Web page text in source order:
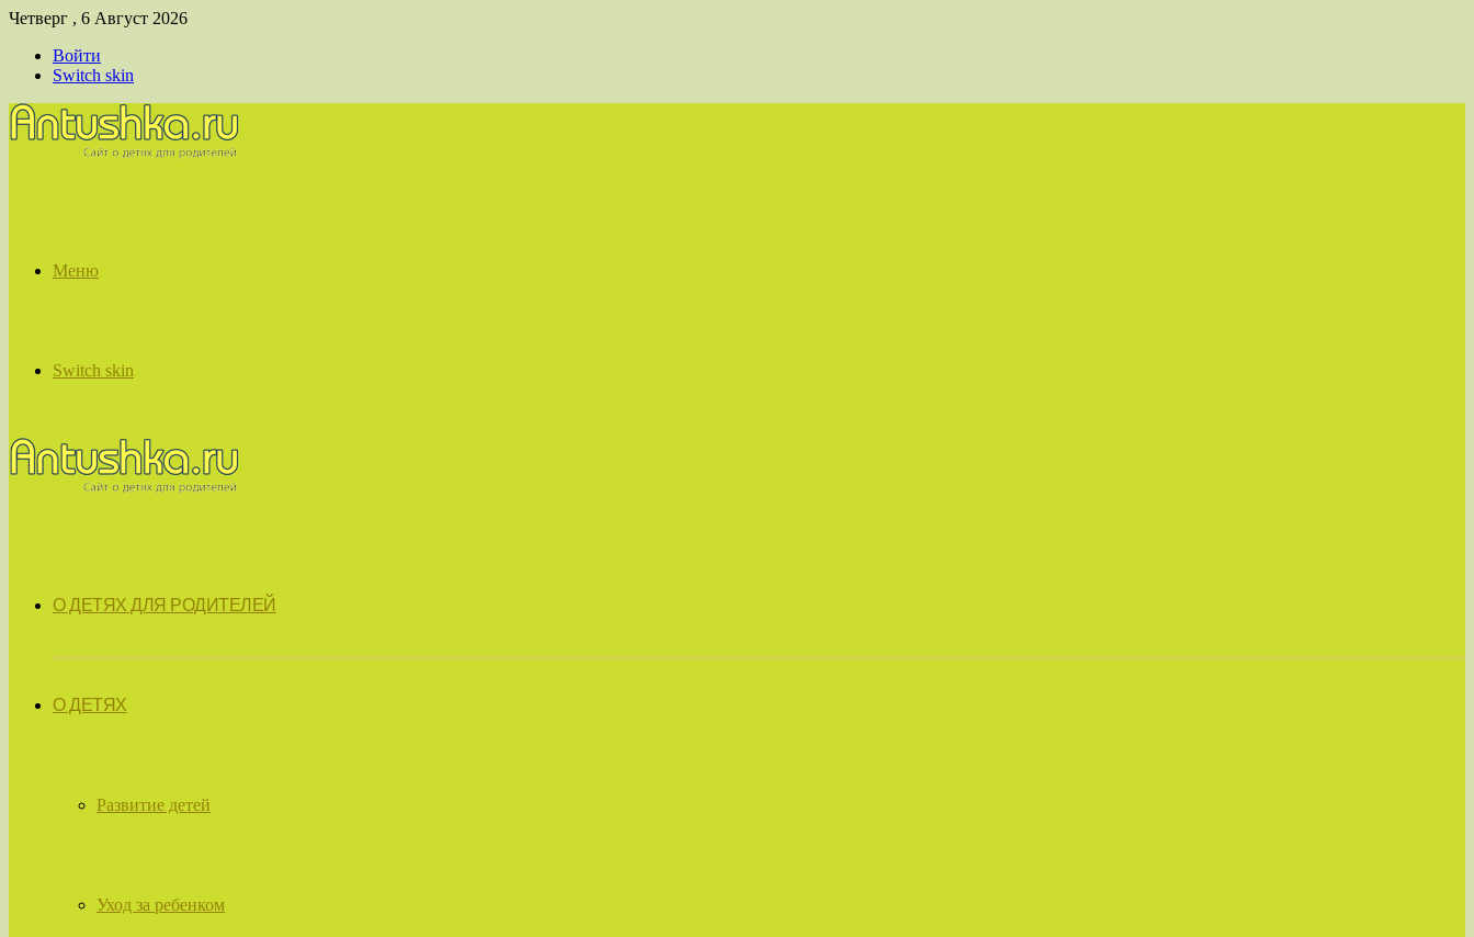
Четверг , 6 Август 2026
Войти
Switch skin
Меню
Switch skin
О ДЕТЯХ ДЛЯ РОДИТЕЛЕЙ
О ДЕТЯХ
Развитие детей
Уход за ребенком